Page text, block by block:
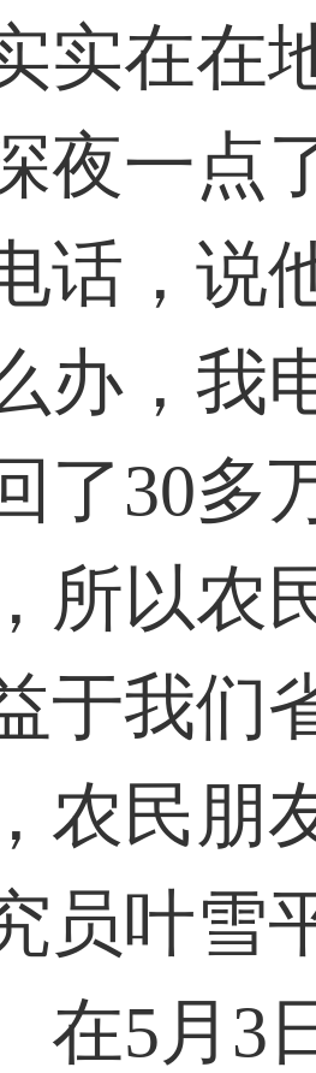
实在在
夜一点
话，说
办，我
了30多
所以农
于我们
农民朋
员叶雪
5月3日